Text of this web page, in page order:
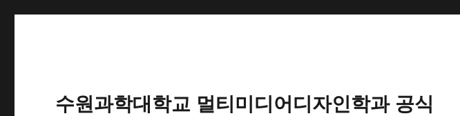
수원과학대학교 멀티미디어디자인학과 공식